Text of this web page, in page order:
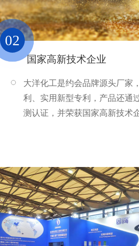
02
国家高新技术企业
大洋化工是约会品牌源头厂家
利、实用新型专利，产品还通
测认证，并荣获国家高新技术